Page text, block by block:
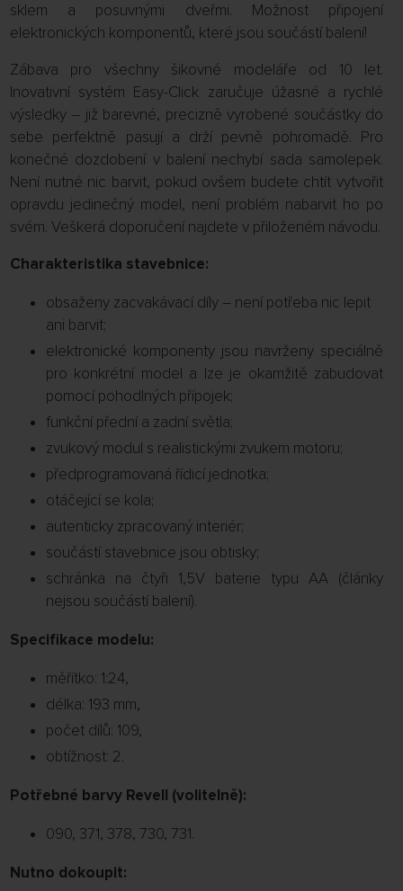
sklem a posuvnými dveřmi. Možnost připojení
elektronických komponentů, které jsou součástí balení!
Zábava pro všechny šikovné modeláře od 10 let.
Inovativní systém Easy-Click zaručuje úžasné a rychlé
výsledky – již barevné, precizně vyrobené součástky do
sebe perfektně pasují a drží pevně pohromadě. Pro
konečné dozdobení v balení nechybí sada samolepek.
Není nutné nic barvit, pokud ovšem budete chtít vytvořit
opravdu jedinečný model, není problém nabarvit ho po
svém. Veškerá doporučení najdete v přiloženém návodu.
Charakteristika stavebnice:
obsaženy zacvakávací díly – není potřeba nic lepit
ani barvit;
elektronické komponenty jsou navrženy speciálně
pro konkrétní model a lze je okamžitě zabudovat
pomocí pohodlných přípojek;
funkční přední a zadní světla;
zvukový modul s realistickými zvukem motoru;
předprogramovaná řídicí jednotka;
otáčející se kola;
autenticky zpracovaný interiér;
součástí stavebnice jsou obtisky;
schránka na čtyři 1,5V baterie typu AA (články
nejsou součástí balení).
Specifikace modelu:
měřítko: 1:24,
délka: 193 mm,
počet dílů: 109,
obtížnost: 2.
Potřebné barvy Revell (volitelně):
090, 371, 378, 730, 731.
Nutno dokoupit: